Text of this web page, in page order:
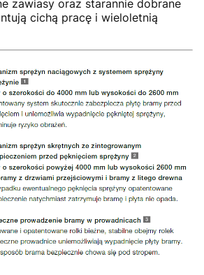
zawiasy oraz starannie dobrane
cichą pracę i wieloletnią